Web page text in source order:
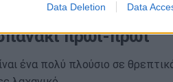
Data Deletion Data
βάρους: Τι γίνεται
πρωί-πρωί
ένα πολύ πλούσιο σε